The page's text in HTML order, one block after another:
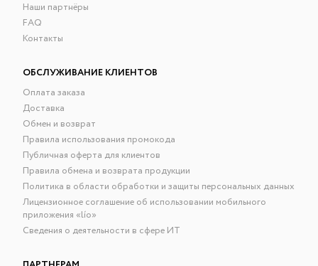
Наши партнёры
FAQ
Контакты
ОБСЛУЖИВАНИЕ КЛИЕНТОВ
Оплата заказа
Доставка
Обмен и возврат
Правила использования промокода
Публичная оферта для клиентов
Правила обмена и возврата продукции
Политика в области обработки и защиты персональных данных
Лицензионное соглашение об использовании мобильного
приложения «lío»
Сведения о деятельности в сфере ИТ